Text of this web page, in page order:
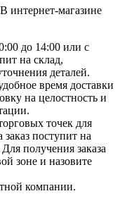
интернет-магазине
до 14:00 или с
на склад,
деталей.
время доставки
на целостность и
точек для
поступит на
получения заказа
зоне и назовите
компании.